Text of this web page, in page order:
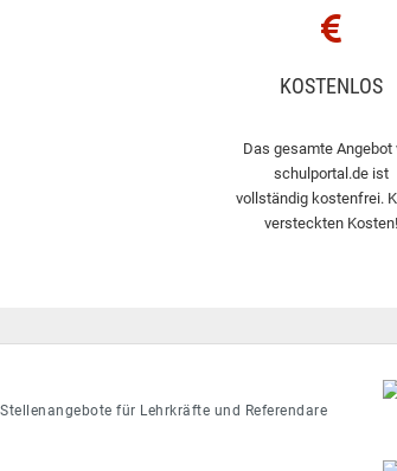
KOSTENLOS
Das gesamte Angebot
schulportal.de ist
vollständig kostenfrei.
versteckten Kosten!
für Lehrkräfte und Referendare